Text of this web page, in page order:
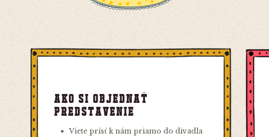
Ako si objednať
predstavenie
Viete prísť k nám priamo do divadla